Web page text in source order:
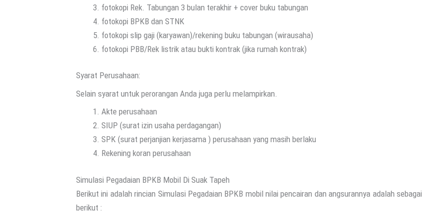
fotokopi Rek. Tabungan 3 bulan terakhir + cover buku tabungan
fotokopi BPKB dan STNK
fotokopi slip gaji (karyawan)/rekening buku tabungan (wirausaha)
fotokopi PBB/Rek listrik atau bukti kontrak (jika rumah kontrak)
Syarat Perusahaan:
Selain syarat untuk perorangan Anda juga perlu melampirkan.
Akte perusahaan
SIUP (surat izin usaha perdagangan)
SPK (surat perjanjian kerjasama ) perusahaan yang masih berlaku
Rekening koran perusahaan
Simulasi Pegadaian BPKB Mobil Di Suak Tapeh
Berikut ini adalah rincian Simulasi Pegadaian BPKB mobil nilai pencairan dan angsurannya adalah sebagai
berikut :